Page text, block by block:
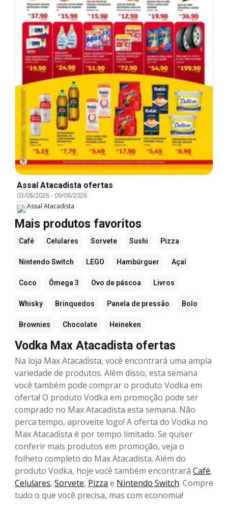
Assaí Atacadista ofertas
03/08/2026- 09/08/2026
Assaí Atacadista
Mais produtos favoritos
Café Celulares Sorvete Sushi Pizza
Nintendo Switch LEGO Hambúrguer Açaí
Coco Ômega 3 Ovo de páscoa Livros
Whisky Brinquedos Panela de pressão Bolo
Brownies Chocolate Heineken
Vodka Max Atacadista ofertas
Na loja Max Atacadista, você encontrará uma ampla
variedade de produtos. Além disso, esta semana
você também pode comprar o produto Vodka em
oferta! O produto Vodka em promoção pode ser
comprado no Max Atacadista esta semana. Não
perca tempo, aproveite logo! A oferta do Vodka no
Max Atacadista é por tempo limitado. Se quiser
conferir mais produtos em promoção, veja o
folheto completo do Max Atacadista. Além do
produto Vodka, hoje você também encontrará Café,
Celulares, Sorvete, Pizza e Nintendo Switch. Compre
tudo o que você precisa, mas com economia!